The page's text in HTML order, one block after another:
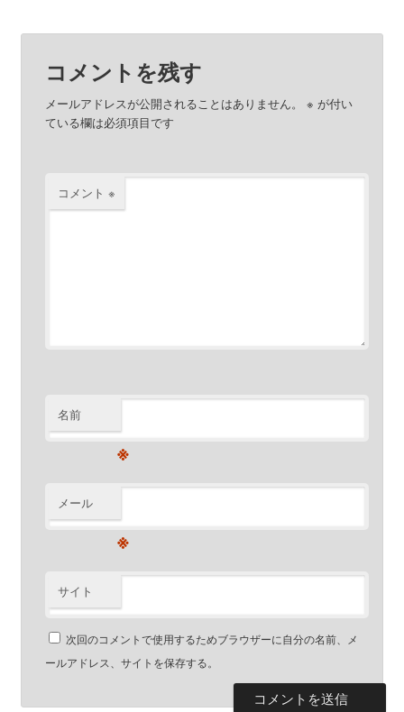
コメントを残す
メールアドレスが公開されることはありません。 ※ が付い
ている欄は必須項目です
コメント ※
名前
※
メール
※
サイト
次回のコメントで使用するためブラウザーに自分の名前、メ
ールアドレス、サイトを保存する。